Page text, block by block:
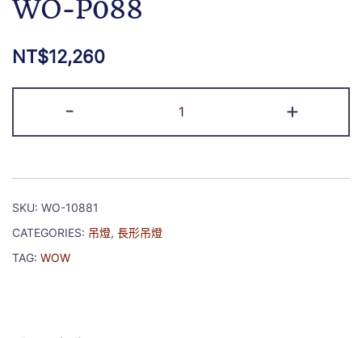
WO-P088
NT$12,260
- +
SKU: WO-10881
CATEGORIES: 吊燈, 長形吊燈
TAG: WOW